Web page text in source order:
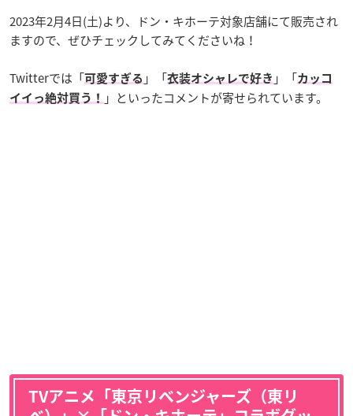
2023年2月4日(土)より、ドン・キホーテ対象店舗にて販売され
ますので、ぜひチェックしてみてくださいね！
Twitterでは「可愛すぎる 」「衣装オシャレで好き 」「カッコ
イイっ絶対買う！
」といったコメントが寄せられています。
TVアニメ「東京リベンジャーズ（東リ